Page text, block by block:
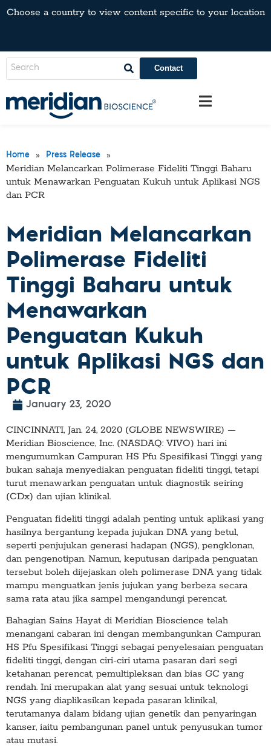
Choose a country to view content specific to your location
Contact
Home » Press Release
»
Meridian Melancarkan Polimerase Fideliti Tinggi Baharu
untuk Menawarkan Penguatan Kukuh untuk Aplikasi NGS
dan PCR
Meridian Melancarkan
Polimerase Fideliti
Tinggi Baharu untuk
Menawarkan
Penguatan Kukuh
untuk Aplikasi NGS dan
PCR
January 23, 2020
CINCINNATI, Jan. 24, 2020 (GLOBE NEWSWIRE) —
Meridian Bioscience, Inc. (NASDAQ: VIVO) hari ini
mengumumkan Campuran HS Pfu Spesifikasi Tinggi yang
bukan sahaja menyediakan penguatan fideliti tinggi, tetapi
turut menawarkan penguatan untuk diagnostik seiring
(CDx) dan ujian klinikal.
Penguatan fideliti tinggi adalah penting untuk aplikasi yang
hasilnya bergantung kepada jujukan DNA yang betul,
seperti penjujukan generasi hadapan (NGS), pengklonan,
dan pengenotipan. Namun, keputusan daripada penguatan
tersebut boleh dijejaskan oleh polimerase DNA yang tidak
mampu menguatkan jenis jujukan yang berbeza secara
sama rata atau jika sampel mengandungi perencat.
Bahagian Sains Hayat di Meridian Bioscience telah
menangani cabaran ini dengan membangunkan Campuran
HS Pfu Spesifikasi Tinggi sebagai penyelesaian penguatan
fideliti tinggi, dengan ciri-ciri utama pasaran dari segi
ketahanan perencat, pemultipleksan dan bias GC yang
rendah. Ini merupakan alat yang sesuai untuk teknologi
NGS yang diaplikasikan kepada pasaran klinikal,
terutamanya dalam bidang ujian genetik dan penyaringan
kanser, iaitu pembangunan panel untuk penyusukan tumor
atau mutasi.